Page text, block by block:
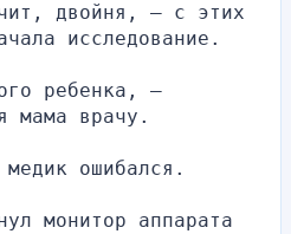
двойня, — с этих
исследование.
ребенка, —
мама врачу.
ошибался.
монитор аппарата